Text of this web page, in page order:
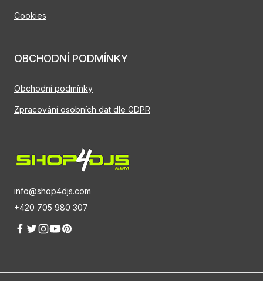
info@shop4djs.com
+420 705 980 307
Cookies
OBCHODNÍ PODMÍNKY
Obchodní podmínky
Zpracování osobních dat dle GDPR